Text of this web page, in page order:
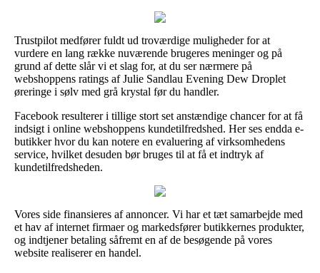
Trustpilot medfører fuldt ud troværdige muligheder for at
vurdere en lang række nuværende brugeres meninger og på
grund af dette slår vi et slag for, at du ser nærmere på
webshoppens ratings af Julie Sandlau Evening Dew Droplet
øreringe i sølv med grå krystal før du handler.
Facebook resulterer i tillige stort set anstændige chancer for at få
indsigt i online webshoppens kundetilfredshed. Her ses endda e-
butikker hvor du kan notere en evaluering af virksomhedens
service, hvilket desuden bør bruges til at få et indtryk af
kundetilfredsheden.
Vores side finansieres af annoncer. Vi har et tæt samarbejde med
et hav af internet firmaer og markedsfører butikkernes produkter,
og indtjener betaling såfremt en af de besøgende på vores
website realiserer en handel.